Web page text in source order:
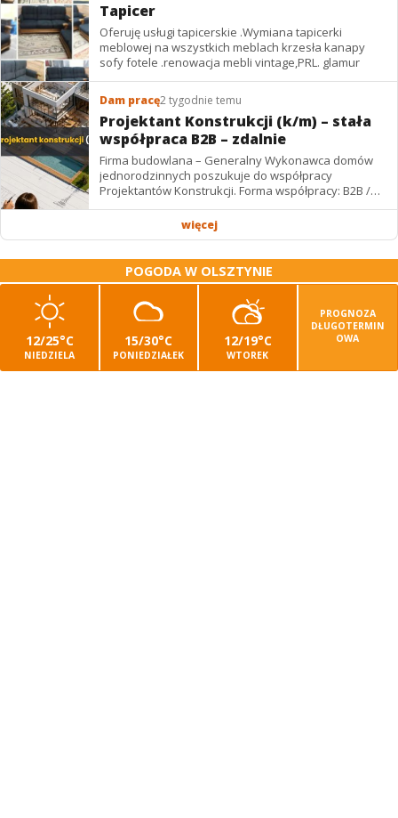
Tapicer
Oferuję usługi tapicerskie .Wymiana tapicerki
meblowej na wszystkich meblach krzesła kanapy
sofy fotele .renowacja mebli vintage,PRL. glamur
Dam pracę2 tygodnie temu
Projektant Konstrukcji (k/m) – stała
współpraca B2B – zdalnie
Firma budowlana – Generalny Wykonawca domów
jednorodzinnych poszukuje do współpracy
Projektantów Konstrukcji. Forma współpracy: B2B /
podwykonawstwo – zdalnie. Wynagrodzenie: ✔
więcej
POGODA W OLSZTYNIE
12/25°C
NIEDZIELA
15/30°C
PONIEDZIAŁEK
12/19°C
WTOREK
PROGNOZA
DŁUGOTERMIN
OWA